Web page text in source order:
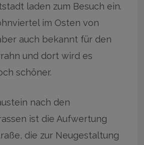
laden zum Besuch ein.
im Osten von
auch bekannt für den
und dort wird es
schöner.
nach den
ist die Aufwertung
die zur Neugestaltung